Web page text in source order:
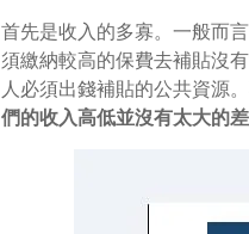
首先是收入的多寡。一般而
須繳納較高的保費去補貼沒
人必須出錢補貼的公共資源
們的收入高低並沒有太大的